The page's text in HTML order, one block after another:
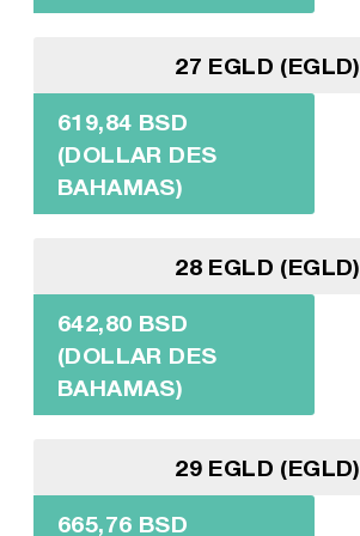
27 EGLD (EGLD)
619,84 BSD
(DOLLAR DES
BAHAMAS)
28 EGLD (EGLD)
642,80 BSD
(DOLLAR DES
BAHAMAS)
29 EGLD (EGLD)
665,76 BSD